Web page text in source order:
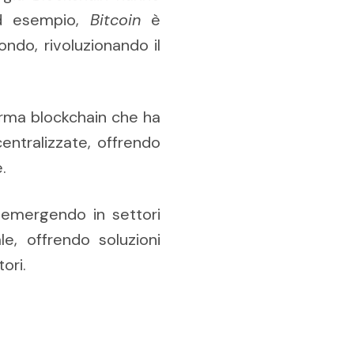
esempio, Bitcoinè
rivoluzionando il
blockchain che ha
offrendo
in settori
offrendo soluzioni